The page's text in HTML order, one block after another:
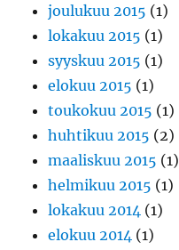
joulukuu 2015 (1)
lokakuu 2015 (1)
syyskuu 2015 (1)
elokuu 2015 (1)
toukokuu 2015 (1)
huhtikuu 2015 (2)
maaliskuu 2015 (1)
helmikuu 2015 (1)
lokakuu 2014 (1)
elokuu 2014 (1)